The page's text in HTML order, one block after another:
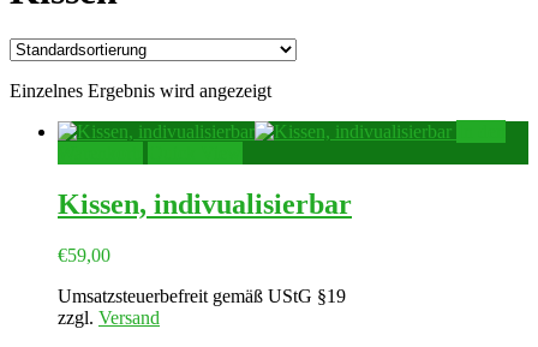
Einzelnes Ergebnis wird angezeigt
Kissen, indivualisierbar
€59,00
Umsatzsteuerbefreit gemäß UStG §19
zzgl. Versand